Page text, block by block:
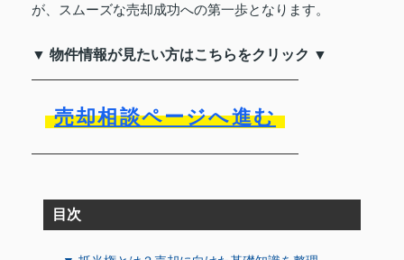
が、スムーズな売却成功への第一歩となります。
▼ 物件情報が見たい方はこちらをクリック ▼
売却相談ページへ進む
目次